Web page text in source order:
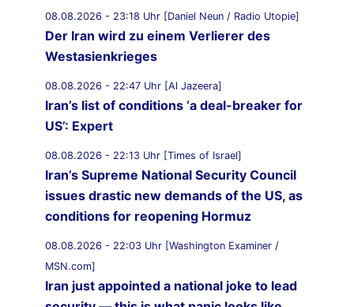
08.08.2026 - 23:18 Uhr [Daniel Neun / Radio Utopie]
Der Iran wird zu einem Verlierer des
Westasienkrieges
08.08.2026 - 22:47 Uhr [Al Jazeera]
Iran’s list of conditions ‘a deal-breaker for
US’: Expert
08.08.2026 - 22:13 Uhr [Times of Israel]
Iran’s Supreme National Security Council
issues drastic new demands of the US, as
conditions for reopening Hormuz
08.08.2026 - 22:03 Uhr [Washington Examiner /
MSN.com]
Iran just appointed a national joke to lead